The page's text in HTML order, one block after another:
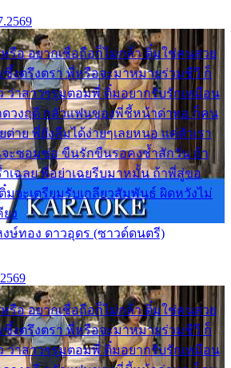
รือ อยากเชื่อถือก็ไม่กล้า ติ๋มใช่คนสวย
ซึ้งตรึงตรา พี่หรือจะมาหมายร่วมชีวี ก็
ว่าสาวๆรุมตอมพี่ ติ๋มอยากรับรักเหมือน
วงฤดี กลัวแฟนของพี่ชี้หน้าด่าทอ ก็คน
าย พี่ยังลืมได้ง่ายๆเลยหนอ แค่ตัวเรา
ะซอมซ่อ ขืนรักขืนรอคงช้ำสักวัน ถ้า
เฉลย พี่อย่าเฉยรีบมาหมั้น ถ้าพี่สู่ขอ
มจะเตรียมรับเกลียวสัมพันธ์ ผิดหวังไม่
ง
ษ์ทอง ดาวอุดร (ซาวด์ดนตรี)
รือ อยากเชื่อถือก็ไม่กล้า ติ๋มใช่คนสวย
ซึ้งตรึงตรา พี่หรือจะมาหมายร่วมชีวี ก็
ว่าสาวๆรุมตอมพี่ ติ๋มอยากรับรักเหมือน